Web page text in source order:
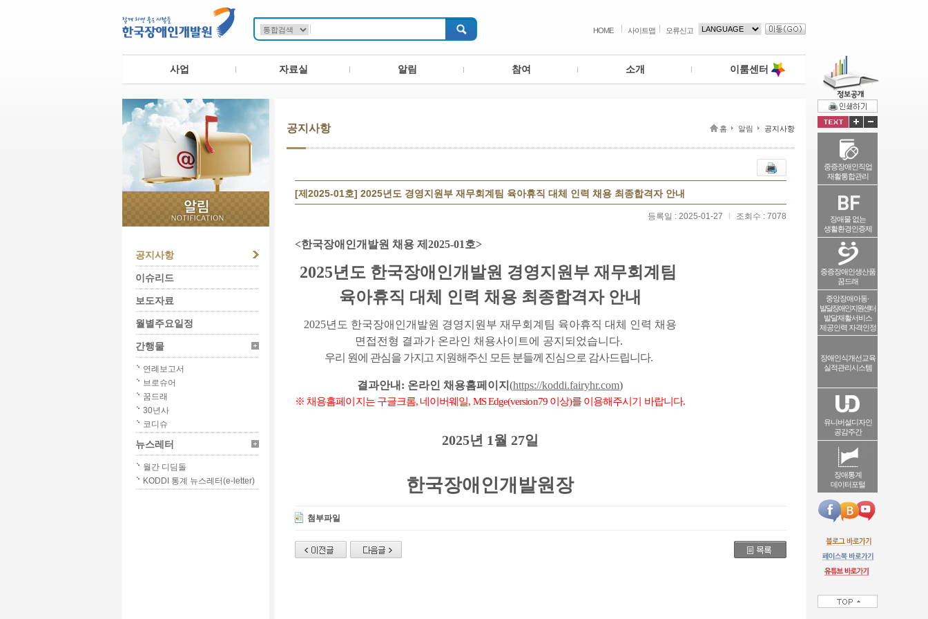
HOME 사이트맵 오류신고
사업 자료실 알림 참여 소개 이룸센터
공지사항
이슈리드
보도자료
월별주요일정
간행물
연례보고서
브로슈어
꿈드래
30년사
코디슈
뉴스레터
월간 디딤돌
KODDI 통계 뉴스레터(e-letter)
공지사항 홈 알림 공지사항
[제2025-01호] 2025년도 경영지원부 재무회계팀 육아휴직 대체 인력 채용 최종합격자 안내
등록일 : 2025-01-27 조회수 : 7078
<한국장애인개발원 채용 제 2025-01 호>
2025년도 한국장애인개발원 경영지원부 재무회계팀
육아휴직 대체 인력 채용 최종합격자 안내
2025년도 한국장애인개발원 경영지원부 재무회계팀 육아휴직 대체 인력 채용
면접전형 결과가 온라인 채용사이트에 공지되었습니다.
우리 원에 관심을 가지고 지원해주신 모든 분들께 진심으로 감사드립니다.
결과안내 : 온라인 채용홈페이지 (https://koddi.fairyhr.com)
※ 채용홈페이지는 구글크롬, 네이버웨일, MS Edge(version79 이상)를 이용해주시기 바랍니다.
2025년 1월 27일
한국장애인개발원장
첨부파일
중증장애인직업
재활통합관리
장애물 없는
생활환경인증제
중증장애인생산품
꿈드래
중앙장애아동·
발달장애인지원센터
발달재활서비스
제공인력 자격인정
장애인식개선교육
실적관리시스템
유니버설디자인
공감주간
장애통계
데이터포털